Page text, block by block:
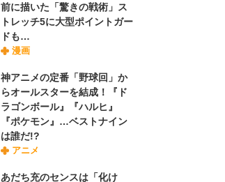
前に描いた「驚きの戦術」ス
トレッチ5に大型ポイントガー
ドも…
漫画
神アニメの定番「野球回」か
らオールスターを結成！『ド
ラゴンボール』『ハルヒ』
『ポケモン』…ベストナイン
は誰だ!?
アニメ
あだち充のセンスは「化け